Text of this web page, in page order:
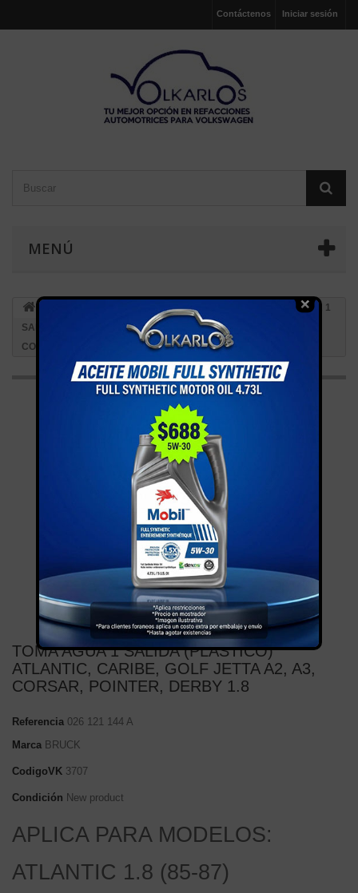
Iniciar sesión
Contáctenos
MENÚ
TOMAS DE AGUA
TOMA AGUA 1
SALIDA (PLASTICO) ATLANTIC, CARIBE, GOLF JETTA A2, A3,
CORSAR, POINTER, DERBY 1.8
TOMA AGUA 1 SALIDA (PLASTICO)
ATLANTIC, CARIBE, GOLF JETTA A2, A3,
CORSAR, POINTER, DERBY 1.8
Referencia 026 121 144 A
Marca BRUCK
CodigoVK 3707
Condición New product
APLICA PARA MODELOS:
ATLANTIC 1.8 (85-87)